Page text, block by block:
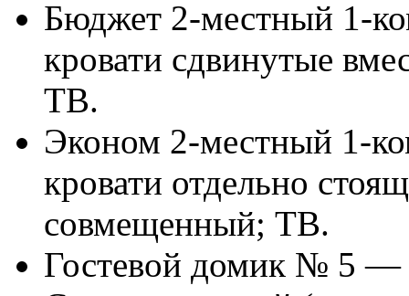
Бюджет 2-местный 1-
кровати сдвинутые
ТВ.
Эконом 2-местный 1-
кровати отдельно
совмещенный; ТВ.
Гостевой домик № 5 —